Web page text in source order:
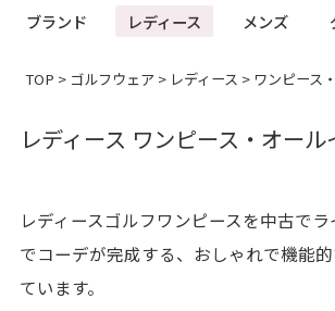
ブランド レディース メンズ
TOP > ゴルフウェア > レディース > ワンピース
レディース ワンピース・オー
レディースゴルフワンピースを中古で
でコーデが完成する、おしゃれで機能
ています。